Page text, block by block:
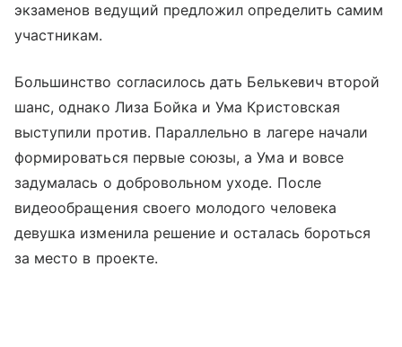
экзаменов ведущий предложил определить самим
участникам.
Большинство согласилось дать Белькевич второй
шанс, однако Лиза Бойка и Ума Кристовская
выступили против. Параллельно в лагере начали
формироваться первые союзы, а Ума и вовсе
задумалась о добровольном уходе. После
видеообращения своего молодого человека
девушка изменила решение и осталась бороться
за место в проекте.